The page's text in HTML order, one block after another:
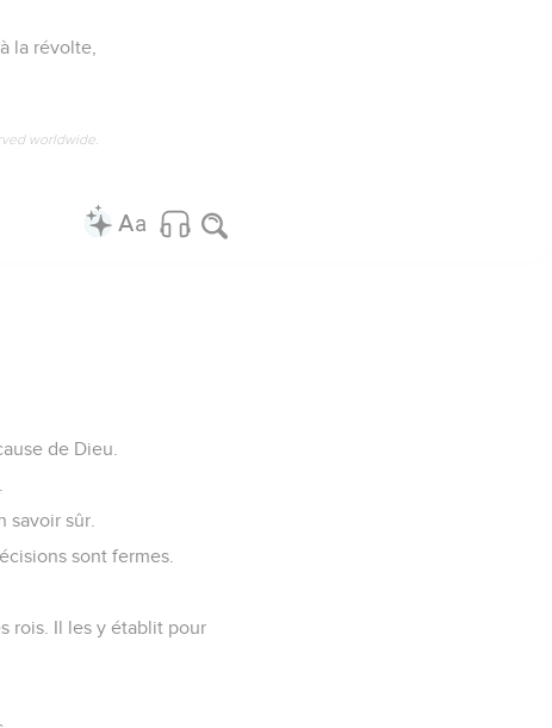
la révolte,
worldwide.
de Dieu.
savoir sûr.
sont fermes.
rois. Il les y établit pour